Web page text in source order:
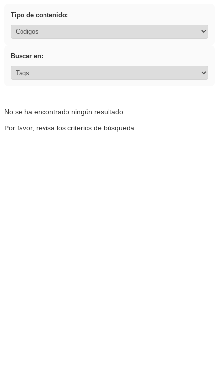
Tipo de contenido:
Buscar en:
No se ha encontrado ningún resultado.
Por favor, revisa los criterios de búsqueda.